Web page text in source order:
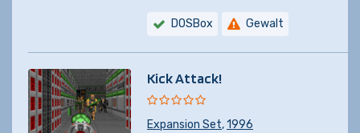
DOSBox Gewalt
Kick Attack!
Expansion Set,1996